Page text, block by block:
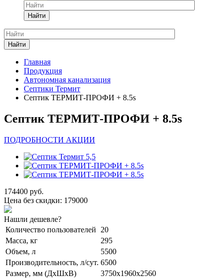
Найти
Найти
Главная
Продукция
Автономная канализация
Септики Термит
Септик ТЕРМИТ-ПРОФИ + 8.5s
Септик ТЕРМИТ-ПРОФИ + 8.5s
ПОДРОБНОСТИ АКЦИИ
174400 руб.
Цена без скидки: 179000
Нашли дешевле?
Количество пользователей
20
Масса, кг
295
Объем, л
5500
Производительность, л/сут. 6500
Размер, мм (ДхШхВ)
3750x1960x2560